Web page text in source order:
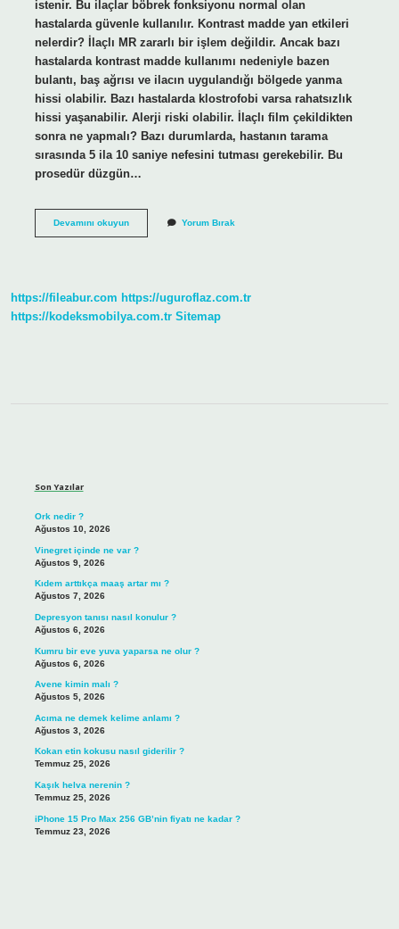
istenir. Bu ilaçlar böbrek fonksiyonu normal olan
hastalarda güvenle kullanılır. Kontrast madde yan etkileri
nelerdir? İlaçlı MR zararlı bir işlem değildir. Ancak bazı
hastalarda kontrast madde kullanımı nedeniyle bazen
bulantı, baş ağrısı ve ilacın uygulandığı bölgede yanma
hissi olabilir. Bazı hastalarda klostrofobi varsa rahatsızlık
hissi yaşanabilir. Alerji riski olabilir. İlaçlı film çekildikten
sonra ne yapmalı? Bazı durumlarda, hastanın tarama
sırasında 5 ila 10 saniye nefesini tutması gerekebilir. Bu
prosedür düzgün…
Devamını okuyunKontrast
Atılır
Yorum Bırak
https://fileabur.com https://uguroflaz.com.tr
https://kodeksmobilya.com.tr Sitemap
Son Yazılar
Ork nedir ?
Ağustos 10, 2026
Vinegret içinde ne var ?
Ağustos 9, 2026
Kıdem arttıkça maaş artar mı ?
Ağustos 7, 2026
Depresyon tanısı nasıl konulur ?
Ağustos 6, 2026
Kumru bir eve yuva yaparsa ne olur ?
Ağustos 6, 2026
Avene kimin malı ?
Ağustos 5, 2026
Acıma ne demek kelime anlamı ?
Ağustos 3, 2026
Kokan etin kokusu nasıl giderilir ?
Temmuz 25, 2026
Kaşık helva nerenin ?
Temmuz 25, 2026
iPhone 15 Pro Max 256 GB’nin fiyatı ne kadar ?
Temmuz 23, 2026